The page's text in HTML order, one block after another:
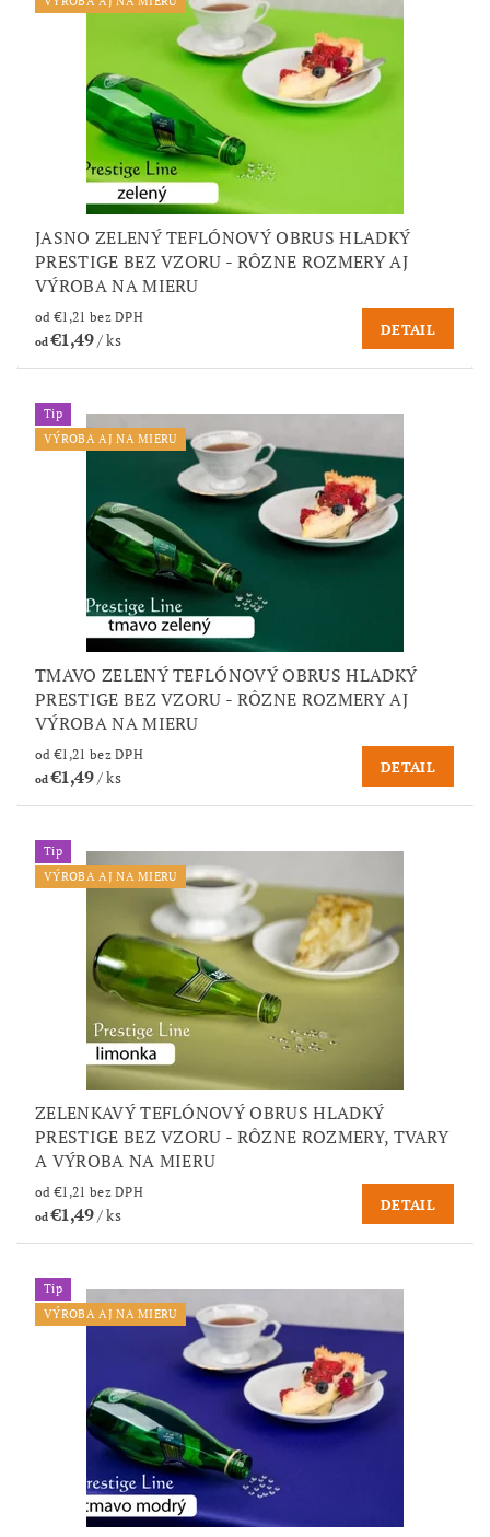
JASNO ZELENÝ TEFLÓNOVÝ OBRUS HLADKÝ
PRESTIGE BEZ VZORU - RÔZNE ROZMERY AJ
VÝROBA NA MIERU
od €1,21 bez DPH
od€1,49/ ks
DETAIL
Tip
VÝROBA AJ NA MIERU
TMAVO ZELENÝ TEFLÓNOVÝ OBRUS HLADKÝ
PRESTIGE BEZ VZORU - RÔZNE ROZMERY AJ
VÝROBA NA MIERU
od €1,21 bez DPH
od€1,49/ ks
DETAIL
Tip
VÝROBA AJ NA MIERU
ZELENKAVÝ TEFLÓNOVÝ OBRUS HLADKÝ
PRESTIGE BEZ VZORU - RÔZNE ROZMERY, TVARY
A VÝROBA NA MIERU
od €1,21 bez DPH
od€1,49/ ks
DETAIL
Tip
VÝROBA AJ NA MIERU